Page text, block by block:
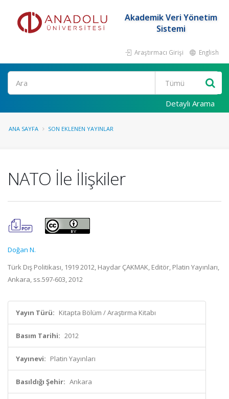
Akademik Veri Yönetim
Sistemi
Araştırmacı Girişi English
Ara
Detaylı Arama
ANA SAYFA SON EKLENEN YAYINLAR
NATO İle İlişkiler
Doğan N.
Türk Dış Politikası, 1919 2012, Haydar ÇAKMAK, Editör, Platin Yayınları,
Ankara, ss.597-603, 2012
Yayın Türü: Kitapta Bölüm / Araştırma Kitabı
Basım Tarihi: 2012
Yayınevi: Platin Yayınları
Basıldığı Şehir: Ankara